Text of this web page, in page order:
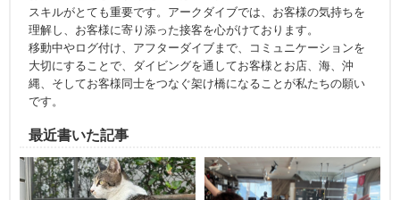
スキルがとても重要です。アークダイブでは、お客様の気持ちを
理解し、お客様に寄り添った接客を心がけております。
移動中やログ付け、アフターダイブまで、コミュニケーションを
大切にすることで、ダイビングを通してお客様とお店、海、沖
縄、そしてお客様同士をつなぐ架け橋になることが私たちの願い
です。
最近書いた記事